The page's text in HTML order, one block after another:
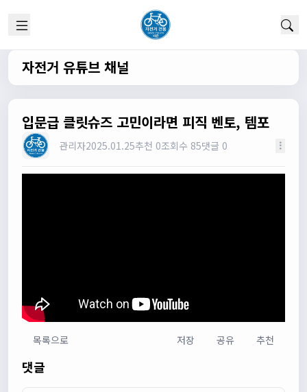
원행13:19:45
오 채팅기능까지..
원행13:19:59
새로운 자전거 커뮤니티가 되겠네요
관리자13:26:16
모두들 환영합니다 :)
타데이포가차
식사들 하십셔
다다우운13:44:05
회원가입 하단에 체크박스 중에 위 내용을 확인하였고, 동의
자전거 유튜브 채널
입문급 클릿슈즈 고민이라면 피직 벤토, 템포
관리자2025.01.25추천 0조회수 85댓글 0
목록으로 저장 공유 추천
댓글